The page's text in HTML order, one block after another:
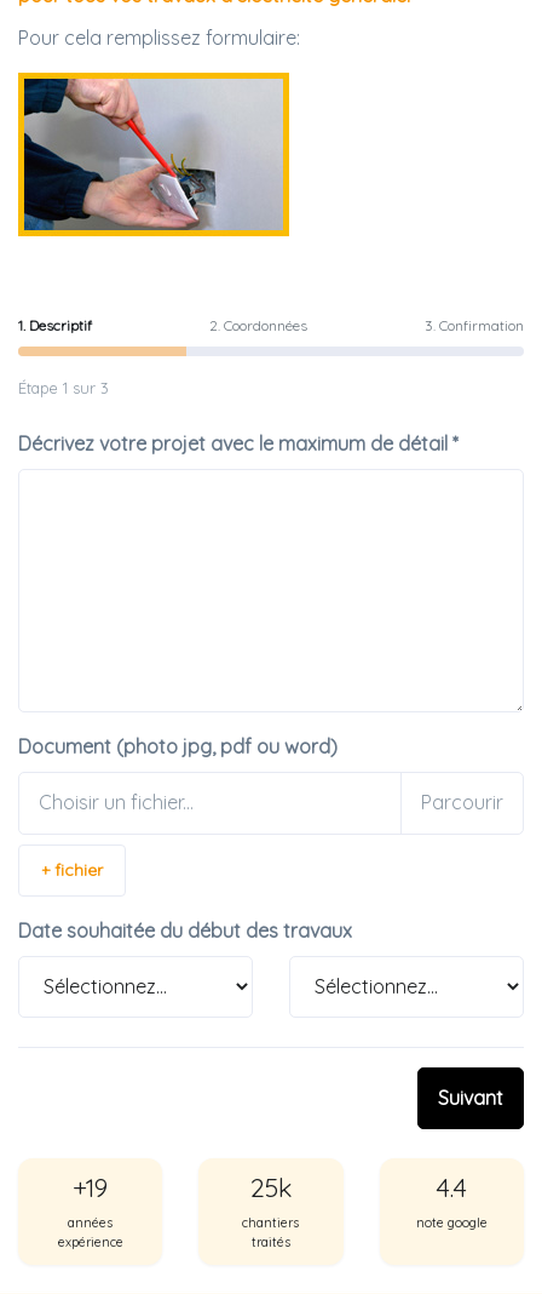
Pour cela remplissez formulaire:
1. Descriptif 2. Coordonnées 3. Confirmation
Étape 1 sur 3
Décrivez votre projet avec le maximum de détail *
Document (photo jpg, pdf ou word)
Choisir un fichier...
+ fichier
Date souhaitée du début des travaux
Suivant
+19
années
expérience
25k
chantiers
traités
4.4
note google